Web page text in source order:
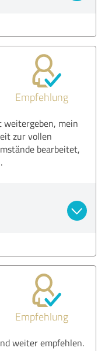
Empfehlung
weitergeben, mein
zur vollen
bearbeitet,
Empfehlung
weiter empfehlen.